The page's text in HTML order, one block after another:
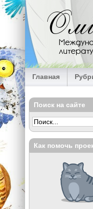
Перейти к основному
Главная
Поиск на сайте
Как помочь